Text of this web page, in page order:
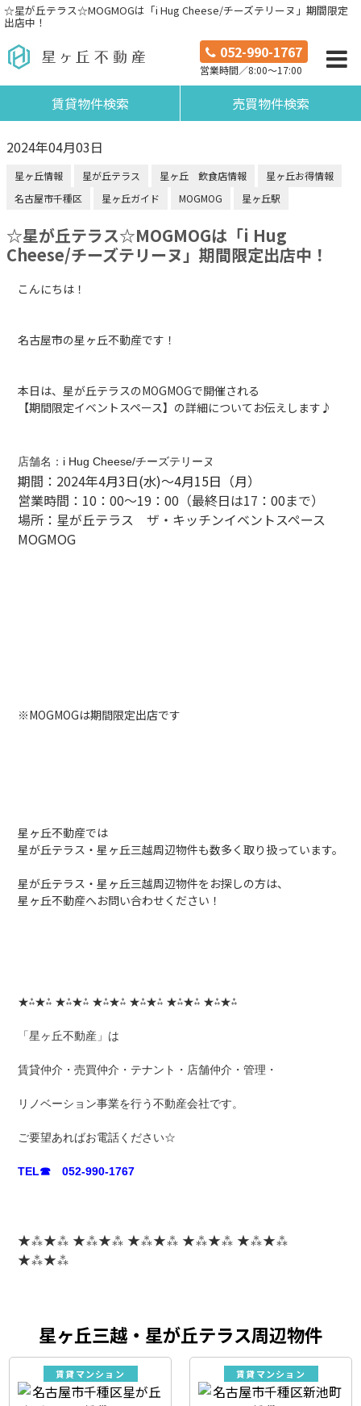
☆星が丘テラス☆MOGMOGは「i Hug Cheese/チーズテリーヌ」期間限定
出店中！
052-990-1767
営業時間／8:00～17:00
賃貸物件検索 売買物件検索
2024年04月03日
星ヶ丘情報 星が丘テラス 星ヶ丘 飲食店情報
星ヶ丘お得情報
名古屋市千種区
星ヶ丘ガイド MOGMOG 星ヶ丘駅
☆星が丘テラス☆MOGMOGは「i Hug
Cheese/チーズテリーヌ」期間限定出店中！
こんにちは！
名古屋市の星ヶ丘不動産です！
本日は、星が丘テラスのMOGMOGで開催される
【期間限定イベントスペース】の詳細についてお伝えします♪
店舗名： i Hug Cheese/チーズテリーヌ
期間：2024年4月3日(水)～4月15日（月）
営業時間：10：00〜19：00（最終日は17：00まで）
場所：星が丘テラス ザ・キッチンイベントスペース
MOGMOG
※MOGMOGは期間限定出店です
星ヶ丘不動産では
星が丘テラス・星ヶ丘三越周辺物件も数多く取り扱っています。
星が丘テラス・星ヶ丘三越周辺物件をお探しの方は、
星ヶ丘不動産へお問い合わせください！
★⁂★⁂ ★⁂★⁂ ★⁂★⁂ ★⁂★⁂ ★⁂★⁂ ★⁂★⁂
「星ヶ丘不動産」は
賃貸仲介・売買仲介・テナント・店舗仲介・管理・
リノベーション事業を行う不動産会社です。
ご要望あればお電話ください☆
TEL☎ 052-990-1767
★⁂★⁂ ★⁂★⁂ ★⁂★⁂ ★⁂★⁂ ★⁂★⁂
★⁂★⁂
星ヶ丘三越・星が丘テラス周辺物件
賃貸マンション 賃貸マンション